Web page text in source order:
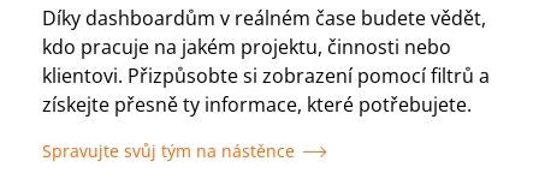
Díky dashboardům v reálném čase budete vědět,
kdo pracuje na jakém projektu, činnosti nebo
klientovi. Přizpůsobte si zobrazení pomocí filtrů a
získejte přesně ty informace, které potřebujete.
Spravujte svůj tým na nástěnce